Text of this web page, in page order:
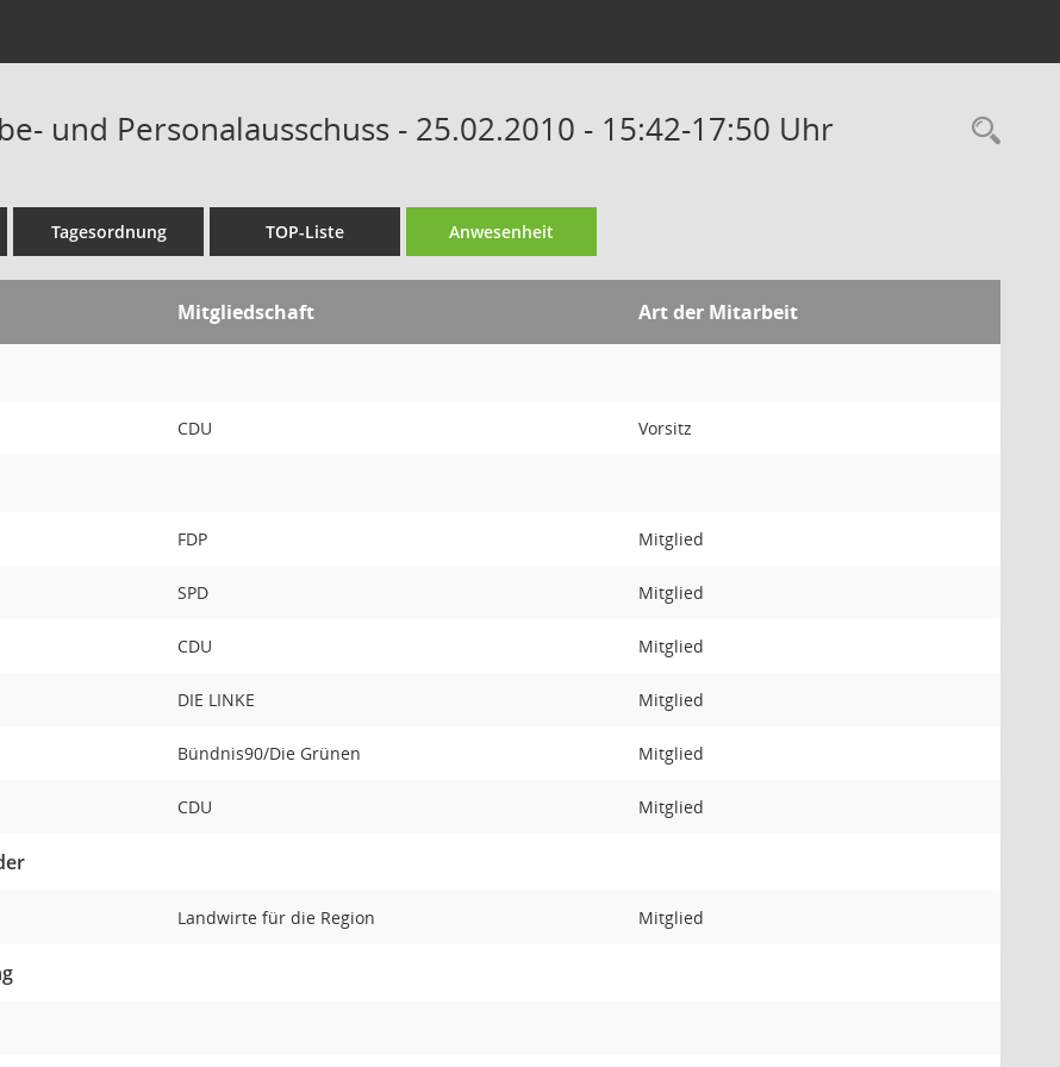
und Personalausschuss - 25.02.2010 - 15:42-17:50 Uhr
Tagesordnung TOP-Liste Anwesenheit
Mitgliedschaft Art der Mitarbeit
CDU Vorsitz
FDP Mitglied
SPD Mitglied
CDU Mitglied
DIE LINKE Mitglied
Bündnis90/Die Grünen Mitglied
CDU Mitglied
Landwirte für die Region Mitglied